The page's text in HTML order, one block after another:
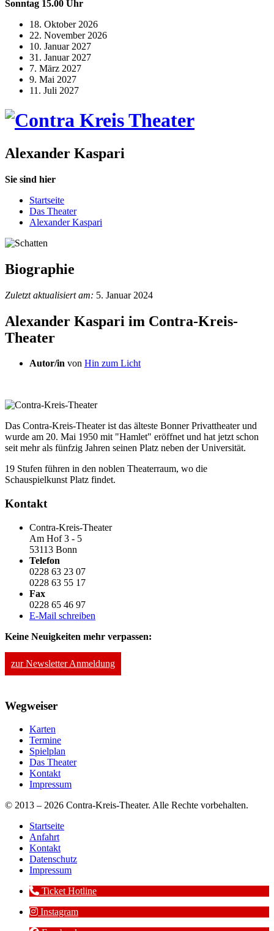
Sonntag 15.00 Uhr
18. Oktober 2026
22. November 2026
10. Januar 2027
31. Januar 2027
7. März 2027
9. Mai 2027
11. Juli 2027
Alexander Kaspari
Sie sind hier
Startseite
Das Theater
Alexander Kaspari
Biographie
Zuletzt aktualisiert am: 5. Januar 2024
Alexander Kaspari im Contra-Kreis-
Theater
Autor/in von Hin zum Licht
Das Contra-Kreis-Theater ist das älteste Bonner Privattheater und
wurde am 20. Mai 1950 mit "Hamlet" eröffnet und hat jetzt schon
seit mehr als fünfzig Jahren seinen Platz neben der Universität.
19 Stufen führen in den noblen Theaterraum, wo die
Schauspielkunst Platz findet.
Kontakt
Contra-Kreis-Theater
Am Hof 3 - 5
53113 Bonn
Telefon
0228 63 23 07
0228 63 55 17
Fax
0228 65 46 97
E-Mail schreiben
Keine Neuigkeiten mehr verpassen:
zur Newsletter Anmeldung
Wegweiser
Karten
Termine
Spielplan
Das Theater
Kontakt
Impressum
© 2013 – 2026 Contra-Kreis-Theater. Alle Rechte vorbehalten.
Startseite
Anfahrt
Kontakt
Datenschutz
Impressum
Ticket Hotline
Instagram